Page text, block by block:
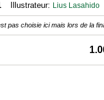
Illustrateur: Lius Lasahido
pas choisie ici mais lors de la